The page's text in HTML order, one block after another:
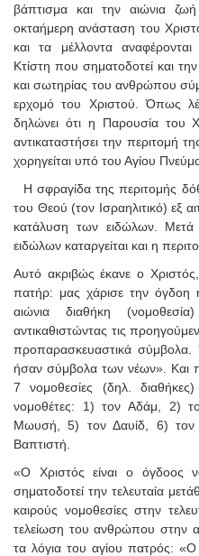
βάπτισμα και την αιώνια
οκταήμερη ανάσταση του
και τα μέλλοντα
Κτίστη που σηματοδοτεί και
και σωτηρίας του ανθρώπου
ερχομό του Χριστού. Όπως
δηλώνει ότι η Παρουσία του
αντικαταστήσει την περιτομή
χορηγείται υπό του Αγίου
Η σφραγίδα της περιτομής
του Θεού (τον Ισραηλιτικό) εξ
κατάλυση των ειδώλων.
ειδώλων καταργείται και η
Αυτό ακριβώς έκανε ο
πατήρ: μας χάρισε την όγδοη
αιώνια διαθήκη
αντικαθιστώντας τις
προπαρασκευαστικά
ήσαν σύμβολα των νέων». Και
7 νομοθεσίες (δηλ.
νομοθέτες: 1) τον Αδάμ, 2)
Μωυσή, 5) τον Δαυίδ, 6)
Βαπτιστή.
«Ο Χριστός είναι ο όγδοος
σηματοδοτεί την τελευταία
καιρούς νομοθεσίες στην
τελείωση του ανθρώπου στην
τα λόγια του αγίου πατρός: